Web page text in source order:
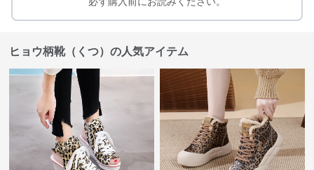
ヒョウ柄靴（くつ）の人気アイテム